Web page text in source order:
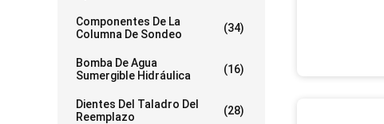
Componentes De La
Columna De Sondeo
(34)
Bomba De Agua
Sumergible Hidráulica
(16)
Dientes Del Taladro Del
Reemplazo
(28)